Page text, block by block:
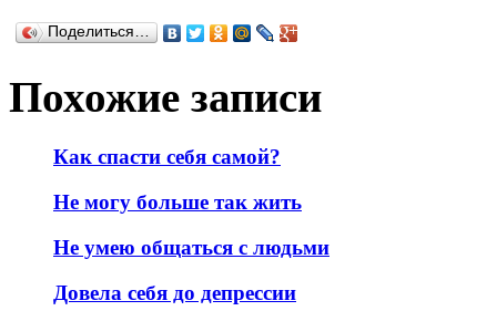
Поделиться…
Похожие записи
Как спасти себя самой?
Не могу больше так жить
Не умею общаться с людьми
Довела себя до депрессии